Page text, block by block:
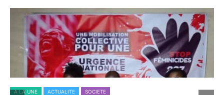
A LA UNE